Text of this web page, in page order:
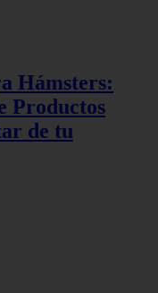
Hámsters:
Productos
de tu